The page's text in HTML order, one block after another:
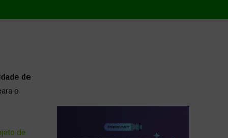
de
o
de